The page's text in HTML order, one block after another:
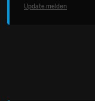
Update melden